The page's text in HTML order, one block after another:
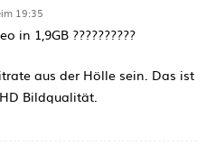
19:35
in 1,9GB ??????????
aus der Hölle sein. Das ist
Bildqualität.